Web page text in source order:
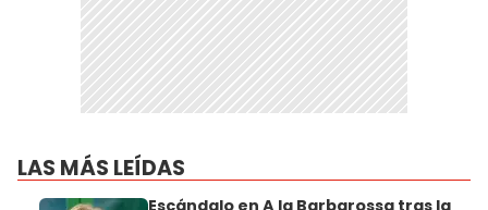
LAS MÁS LEÍDAS
Escándalo en A la Barbarossa tras la